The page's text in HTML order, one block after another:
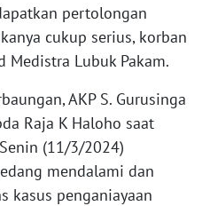
pertolongan
cukup serius, korban
Medistra Lubuk Pakam.
AKP S. Gurusinga
Raja K Haloho saat
(11/3/2024)
mendalami dan
kasus penganiayaan